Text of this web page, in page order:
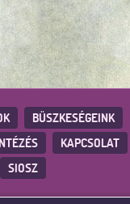
BÜSZKESÉGEINK
KAPCSOLAT
SIOSZ